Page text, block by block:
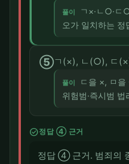
풀이
ㄱ×·ㄴ○·ㄷ
오가 일치하는 정
⑤ㄱ(×), ㄴ(○), ㄷ
풀이
ㄷ을 ×, ㅁ
위험범·즉시범
check_circle정답 ④ 근거
정답 ④ 근거. 범죄의